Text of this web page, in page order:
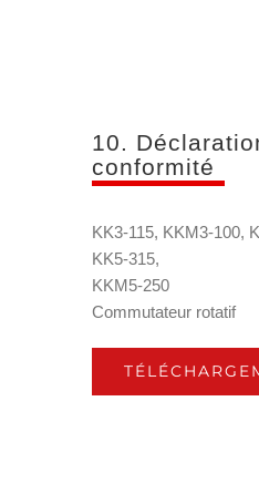
10.
conformité
KK3-115, KKM3-100,
KK5-315,
KKM5-250
Commutateur rotatif